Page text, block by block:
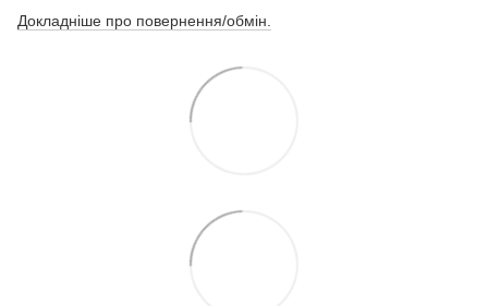
Докладніше про повернення/обмін.